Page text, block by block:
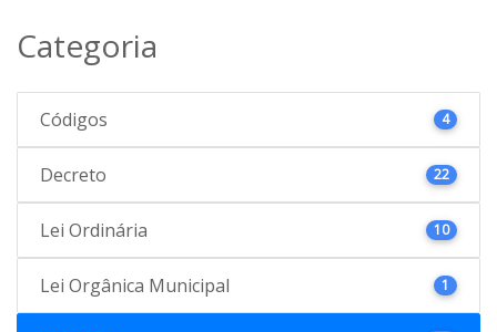
Categoria
Códigos 4
Decreto 22
Lei Ordinária 10
Lei Orgânica Municipal 1